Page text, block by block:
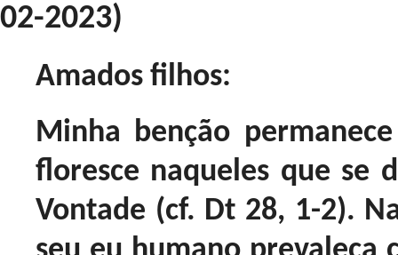
02-2023)
Amados filhos:
Minha benção
floresce naqueles que se
Vontade (cf. Dt 28, 1-2).